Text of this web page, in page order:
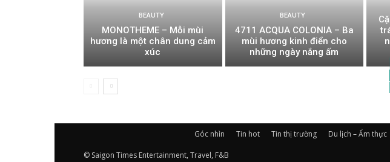
BEAUTY
MONOTHEME – Mỗi mùi
hương là một chân dung cảm
xúc
BEAUTY
4711 ACQUA COLONIA – Ba
mùi hương kinh điển cho
những ngày nắng ấm
Góc nhìn Tin hot Tin thị trường Du lịch – Ẩm thực
© Saigon Times Entertainment, Travel, F&B